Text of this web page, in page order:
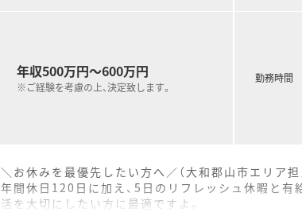
年収500万円～600万円
※ご経験を考慮の上、決定致します。
勤務時間
＼お休みを最優先したい方へ／（大和郡山市エリア担
年間休日120日に加え、5日のリフレッシュ休暇と
活を大切にしたい方に最適ですよ。